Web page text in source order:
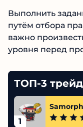
Выполнить
путём отбора
важно
уровня перед
ТОП-3
1
Samorph